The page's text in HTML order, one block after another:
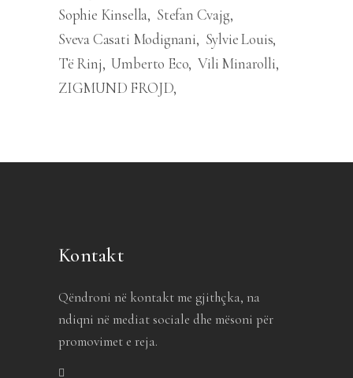
Sophie Kinsella Stefan Cvajg
Sveva Casati Modignani
Sylvie Louis
Të Rinj Umberto Eco Vili Minarolli
ZIGMUND FROJD
Kontakt
Qëndroni në kontakt me gjithçka, na
ndiqni në mediat sociale dhe mësoni për
promovimet e reja.